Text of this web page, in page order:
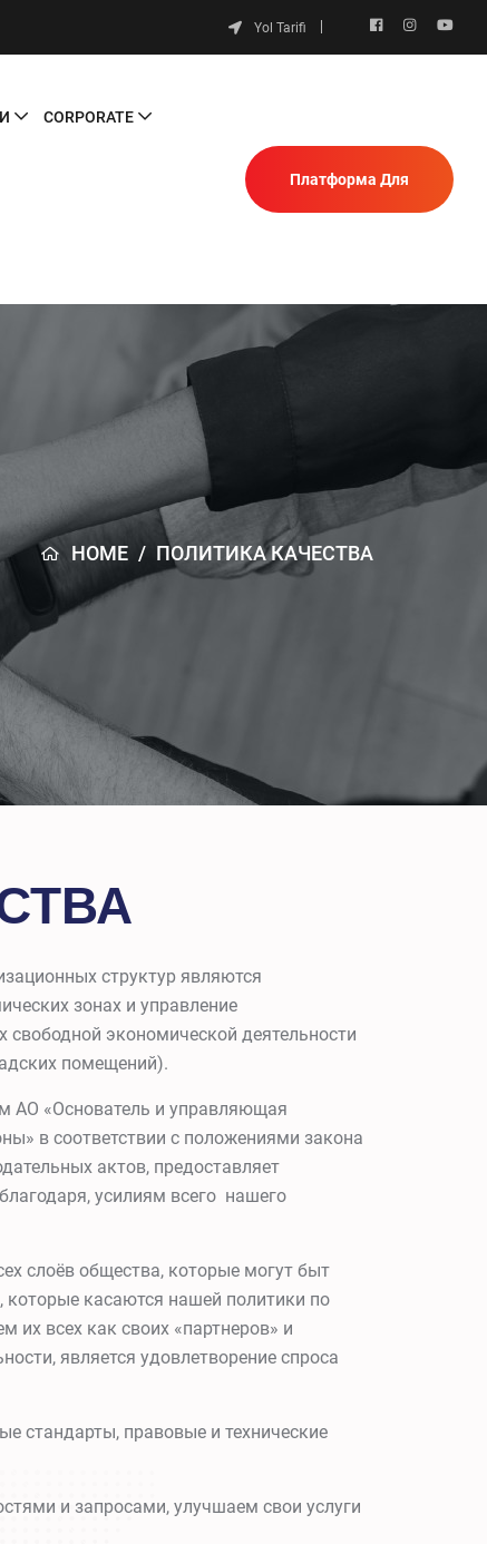
Yol Tarifi
CORPORATE
Платформа Для
HOME / ПОЛИТИКА КАЧЕСТВА
структур являются
зонах и управление
свободной экономической деятельности
помещений).
АО «Основатель и управляющая
в соответствии с положениями закона
актов, предоставляет
усилиям всего нашего
слоёв общества, которые могут быт
касаются нашей политики по
их всех как своих «партнеров» и
является удовлетворение спроса
стандарты, правовые и технические
и запросами, улучшаем свои услуги